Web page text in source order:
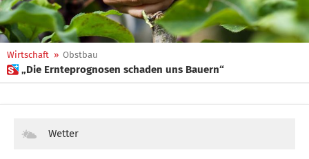
Wirtschaft » Obstbau
 „Die Ernteprognosen schaden uns Bauern“
Wetter